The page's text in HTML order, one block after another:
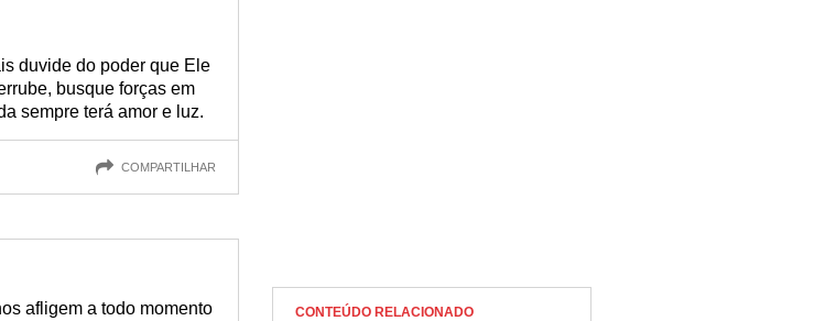
duvide do poder que Ele
busque forças em
sempre terá amor e luz.
COMPARTILHAR
afligem a todo momento
CONTEÚDO RELACIONADO